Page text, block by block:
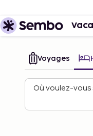
Voyages
Où voulez-vous